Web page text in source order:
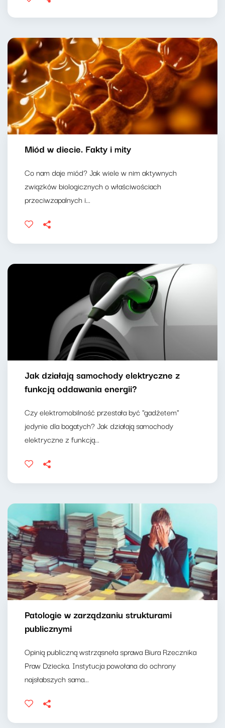
Miód w diecie. Fakty i mity
Co nam daje miód? Jak wiele w nim aktywnych
związków biologicznych o właściwościach
przeciwzapalnych i...
Jak działają samochody elektryczne z
funkcją oddawania energii?
Czy elektromobilność przestała być "gadżetem"
jedynie dla bogatych? Jak działają samochody
elektryczne z funkcją...
Patologie w zarządzaniu strukturami
publicznymi
Opinią publiczną wstrząsneła sprawa Biura Rzecznika
Praw Dziecka. Instytucja powołana do ochrony
najsłabszych sama...